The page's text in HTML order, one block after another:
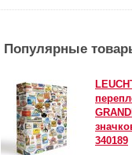
Популярные
340189